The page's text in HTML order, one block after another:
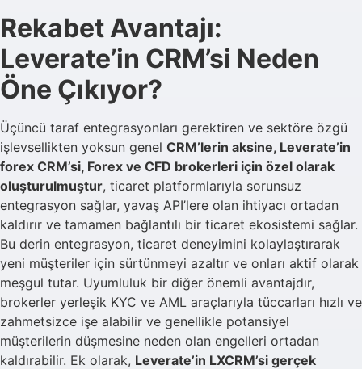
Rekabet Avantajı:
Leverate’in CRM’si Neden
Öne Çıkıyor?
Üçüncü taraf entegrasyonları gerektiren ve sektöre özgü
işlevsellikten yoksun genel CRM’lerin aksine, Leverate’in
forex CRM’si, Forex ve CFD brokerleri için özel olarak
oluşturulmuştur, ticaret platformlarıyla sorunsuz
entegrasyon sağlar, yavaş API’lere olan ihtiyacı ortadan
kaldırır ve tamamen bağlantılı bir ticaret ekosistemi sağlar.
Bu derin entegrasyon, ticaret deneyimini kolaylaştırarak
yeni müşteriler için sürtünmeyi azaltır ve onları aktif olarak
meşgul tutar. Uyumluluk bir diğer önemli avantajdır,
brokerler yerleşik KYC ve AML araçlarıyla tüccarları hızlı ve
zahmetsizce işe alabilir ve genellikle potansiyel
müşterilerin düşmesine neden olan engelleri ortadan
kaldırabilir. Ek olarak, Leverate’in LXCRM’si gerçek